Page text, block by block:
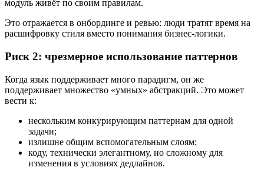
модуль живёт по своим правилам.
Это отражается в онбординге и ревью: люди тратят время на
расшифровку стиля вместо понимания бизнес-логики.
Риск 2: чрезмерное использование паттернов
Когда язык поддерживает много парадигм, он же
поддерживает множество «умных» абстракций. Это может
вести к:
нескольким конкурирующим паттернам для одной
задачи;
излишне общим вспомогательным слоям;
коду, технически элегантному, но сложному для
изменения в условиях дедлайнов.